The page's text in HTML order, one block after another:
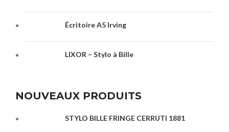
Écritoire A5 Irving
LIXOR – Stylo à Bille
NOUVEAUX PRODUITS
STYLO BILLE FRINGE CERRUTI 1881